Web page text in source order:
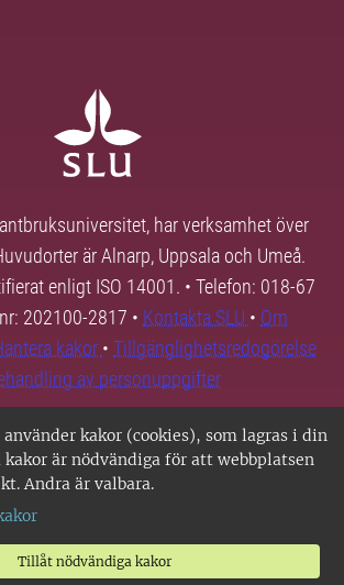
kakor (cookies), som lagras i din
kakor är nödvändiga för att webbplatsen
Andra är valbara.
Tillåt nödvändiga kakor
har verksamhet över
är Alnarp, Uppsala och Umeå.
enligt ISO 14001. • Telefon: 018-67
202100-2817 • Kontakta SLU • Om
kakor • Tillgänglighetsredogörelse
av personuppgifter